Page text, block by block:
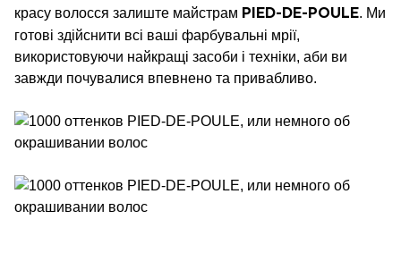
красу волосся залиште майстрам PIED-DE-POULE. Ми
готові здійснити всі ваші фарбувальні мрії,
використовуючи найкращі засоби і техніки, аби ви
завжди почувалися впевнено та привабливо.